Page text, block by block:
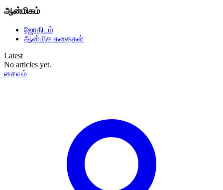
ஆன்மிகம்
ஜோதிடம்
ஆன்மிக கதைகள்
Latest
No articles yet.
சைவம்